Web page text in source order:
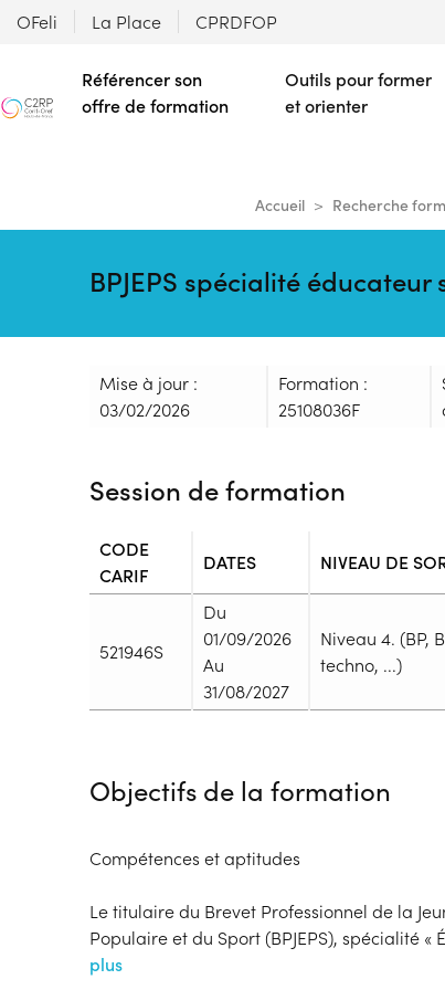
OFeli La Place CPRDFOP
Référencer son
offre de formation
Outils pour former
et orienter
Accueil Recherche
BPJEPS spécialité
Mise à jour :
03/02/2026
Formation :
25108036F
Session de formation
CODE
CARIF
DATES NIVEAU DE
521946S
Du
01/09/2026
Au
31/08/2027
Niveau 4. (BP,
techno, ...)
Durée en centre :600h
Rythme :
Cours de jour
Type de parcours : Parcours collectif
Dispositif
Objectifs de la formation
Compétences et aptitudes
Le titulaire du Brevet Professionnel de la
Populaire et du Sport (BPJEPS), spécialité «
plus